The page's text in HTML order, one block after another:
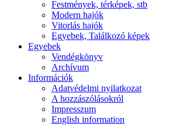
Festmények, térképek, stb
Modern hajók
Vitorlás hajók
Egyebek, Találkozó képek
Egyebek
Vendégkönyv
Archívum
Információk
Adatvédelmi nyilatkozat
A hozzászólásokról
Impresszum
English information